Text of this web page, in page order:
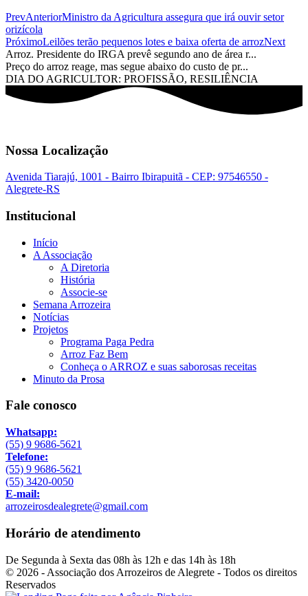
PrevAnteriorMinistro da Agricultura assegura que irá ouvir setor
orizícola
PróximoLeilões terão pequenos lotes e baixa oferta de arrozNext
Arroz. Presidente do IRGA prevê segundo ano de área r...
Preço do arroz reage, mas segue abaixo do custo de pr...
DIA DO AGRICULTOR: PROFISSÃO, RESILIÊNCIA
Nossa Localização
Avenida Tiarajú, 1001 - Bairro Ibirapuitã - CEP: 97546550 -
Alegrete-RS
Institucional
Início
A Associação
A Diretoria
História
Associe-se
Semana Arrozeira
Notícias
Projetos
Programa Paga Pedra
Arroz Faz Bem
Conheça o ARROZ e suas saborosas receitas
Minuto da Prosa
Fale conosco
Whatsapp:
(55) 9 9686-5621
Telefone:
(55) 9 9686-5621
(55) 3420-0050
E-mail:
arrozeirosdealegrete@gmail.com
Horário de atendimento
De Segunda à Sexta das 08h às 12h e das 14h às 18h
© 2026 - Associação dos Arrozeiros de Alegrete - Todos os direitos
Reservados